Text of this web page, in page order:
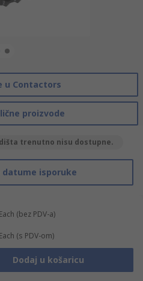
u Contactors
proizvode
trenutno nisu dostupne.
isporuke
Each (bez PDV-a)
Each (s PDV-om)
Dodaj u košaricu